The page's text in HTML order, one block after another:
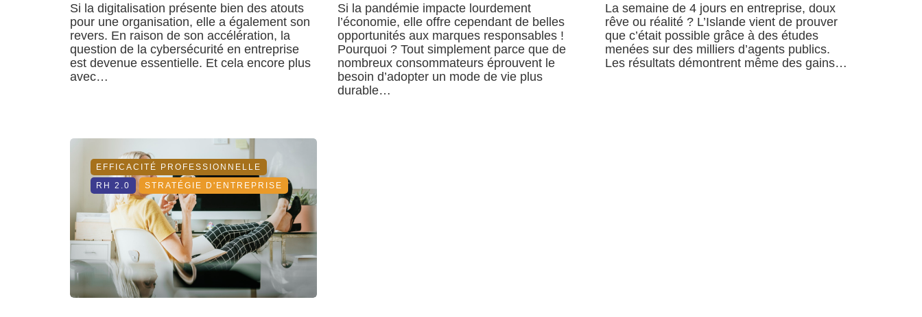
Si la digitalisation présente bien des atouts
pour une organisation, elle a également son
revers. En raison de son accélération, la
question de la cybersécurité en entreprise
est devenue essentielle. Et cela encore plus
avec…
Si la pandémie impacte lourdement
l’économie, elle offre cependant de belles
opportunités aux marques responsables !
Pourquoi ? Tout simplement parce que de
nombreux consommateurs éprouvent le
besoin d’adopter un mode de vie plus
durable…
La semaine de 4 jours en entreprise, doux
rêve ou réalité ? L’Islande vient de prouver
que c’était possible grâce à des études
menées sur des milliers d’agents publics.
Les résultats démontrent même des gains…
EFFICACITÉ PROFESSIONNELLE
RH 2.0
STRATÉGIE D'ENTREPRISE